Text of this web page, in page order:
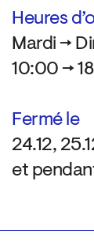
Heures
Mardi →
10:00 →
Fermé le
24.12,
et